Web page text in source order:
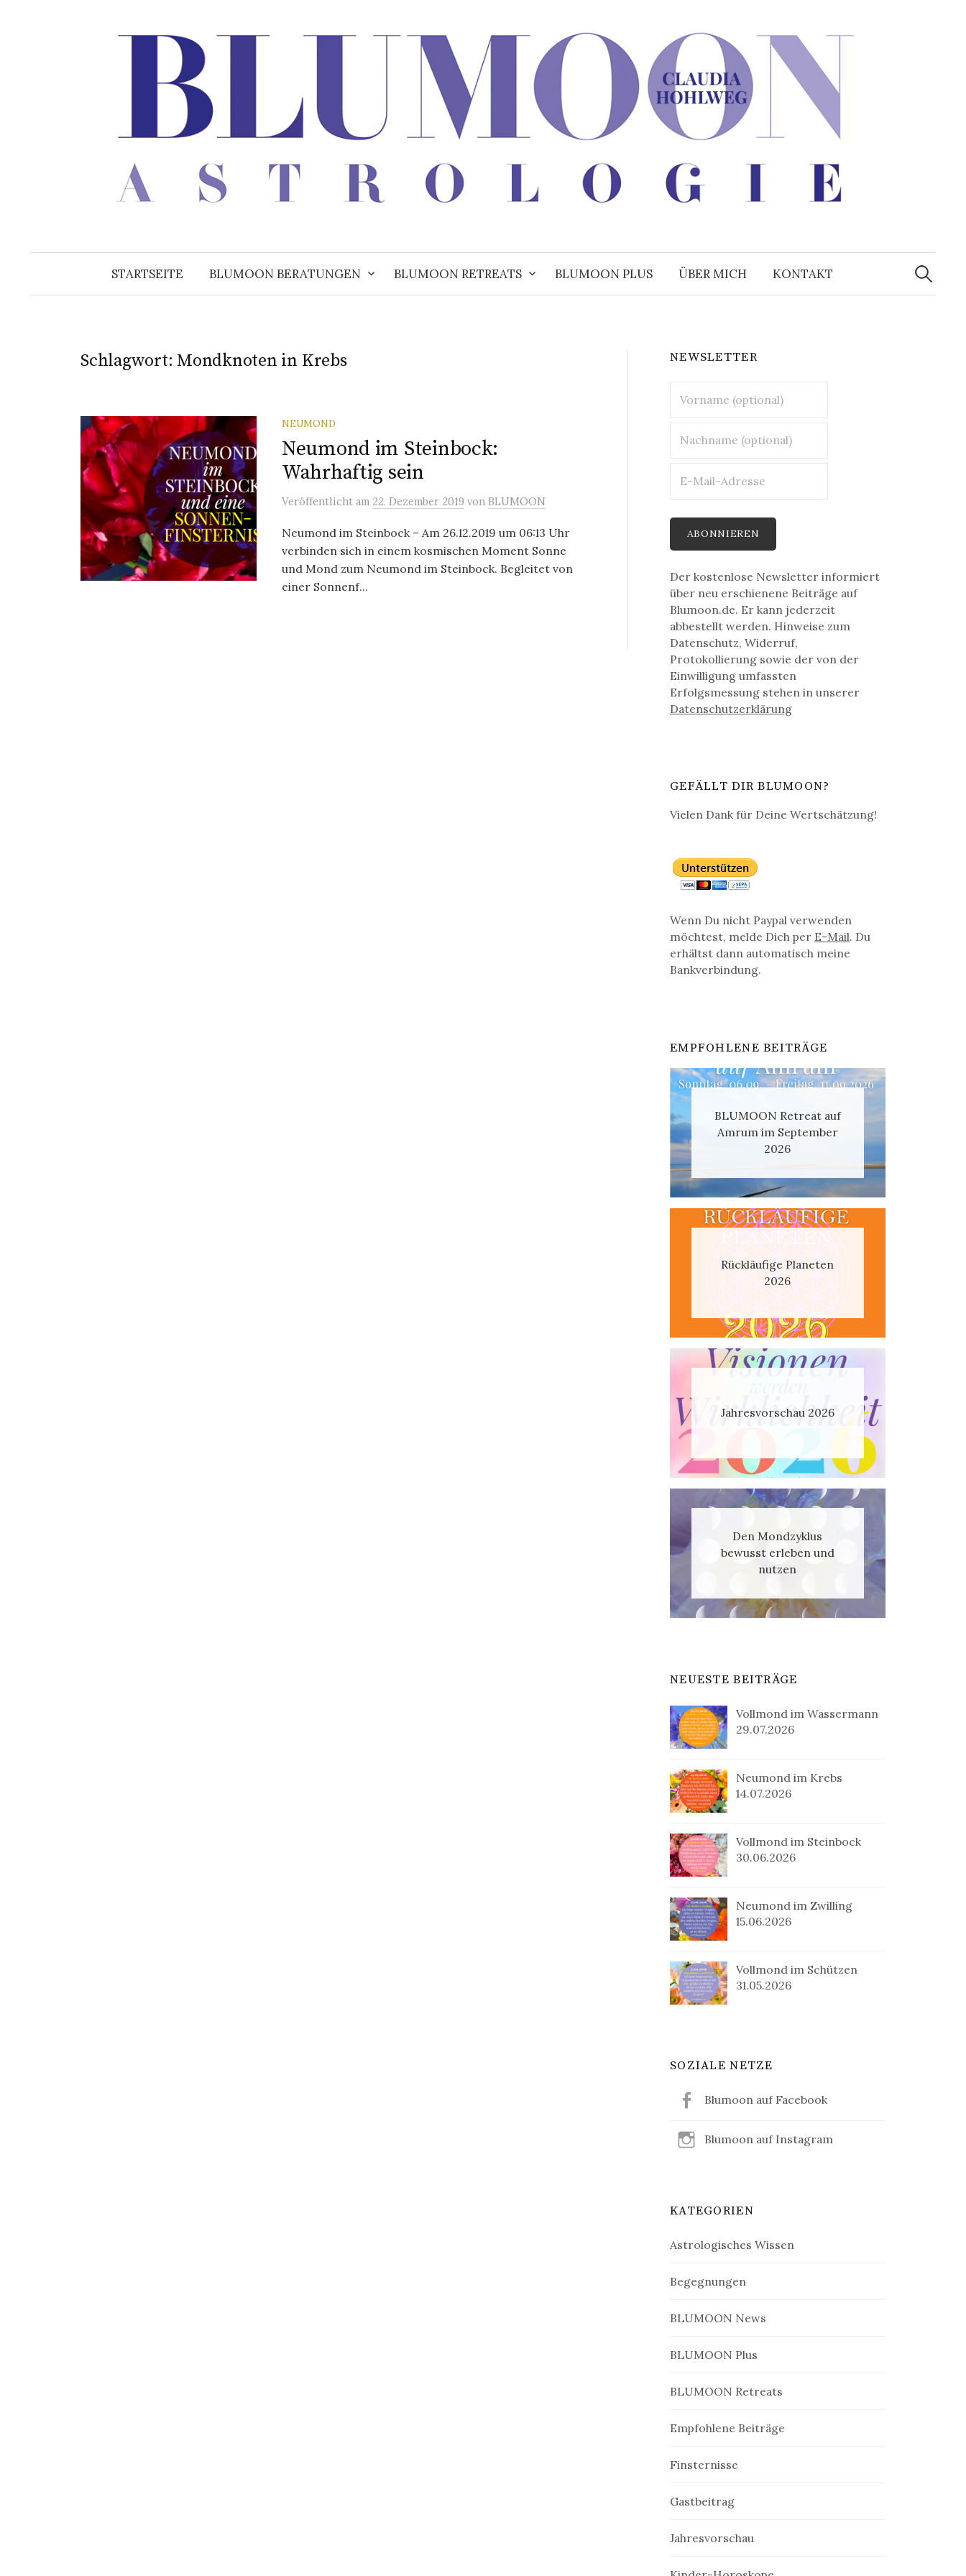
STARTSEITE BLUMOON BERATUNGEN BLUMOON RETREATS BLUMOON PLUS ÜBER MICH KONTAKT
Suchen
nach:
Schlagwort: Mondknoten in Krebs
NEUMOND
Neumond im Steinbock:
Wahrhaftig sein
Veröffentlicht am 22. Dezember 2019 von BLUMOON
Neumond im Steinbock – Am 26.12.2019 um 06:13 Uhr
verbinden sich in einem kosmischen Moment Sonne
und Mond zum Neumond im Steinbock. Begleitet von
einer Sonnenf...
NEWSLETTER
Der kostenlose Newsletter informiert
über neu erschienene Beiträge auf
Blumoon.de. Er kann jederzeit
abbestellt werden. Hinweise zum
Datenschutz, Widerruf,
Protokollierung sowie der von der
Einwilligung umfassten
Erfolgsmessung stehen in unserer
Datenschutz­erklärung
GEFÄLLT DIR BLUMOON?
Vielen Dank für Deine Wertschätzung!
Wenn Du nicht Paypal verwenden
möchtest, melde Dich per E-Mail. Du
erhältst dann automatisch meine
Bankverbindung.
EMPFOHLENE BEITRÄGE
BLUMOON Retreat auf
Amrum im September
2026
Rückläufige Planeten
2026
Jahresvorschau 2026
Den Mondzyklus
bewusst erleben und
nutzen
NEUESTE BEITRÄGE
Vollmond im Wassermann
29.07.2026
Neumond im Krebs
14.07.2026
Vollmond im Steinbock
30.06.2026
Neumond im Zwilling
15.06.2026
Vollmond im Schützen
31.05.2026
SOZIALE NETZE
Blumoon auf Facebook
Blumoon auf Instagram
KATEGORIEN
Astrologisches Wissen
Begegnungen
BLUMOON News
BLUMOON Plus
BLUMOON Retreats
Empfohlene Beiträge
Finsternisse
Gastbeitrag
Jahresvorschau